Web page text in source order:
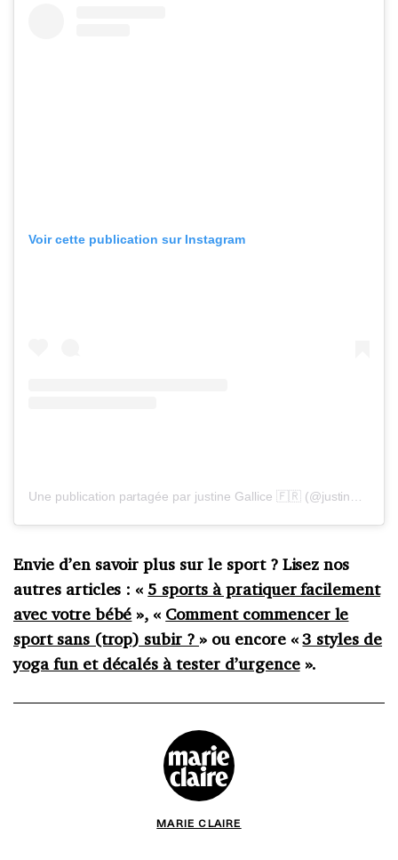
Voir cette publication sur Instagram
Envie d’en savoir plus sur le sport ? Lisez nos
autres articles : « 5 sports à pratiquer facilement
avec votre bébé », « Comment commencer le
sport sans (trop) subir ? » ou encore «3 styles de
yoga fun et décalés à tester d’urgence».
MARIE CLAIRE